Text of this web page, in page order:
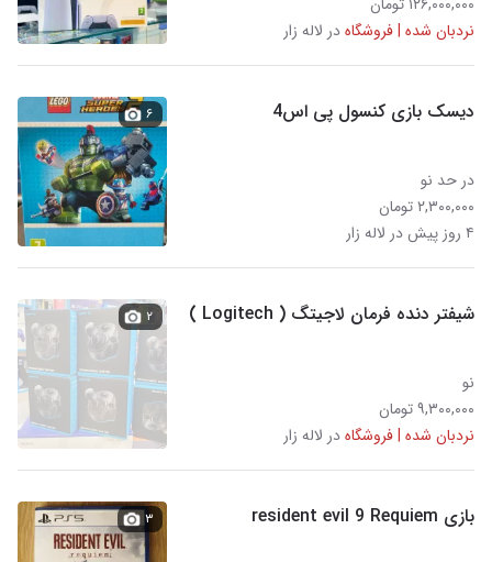
نردبان شده | فروشگاهدر لاله زار
دیسک بازی کنسول پی اس4
در حد نو
۲,۳۰۰,۰۰۰ تومان
۴ روز پیش در لاله زار
۶
شیفتر دنده فرمان لاجیتگ ( Logitech )
نو
۹,۳۰۰,۰۰۰ تومان
نردبان شده | فروشگاهدر لاله زار
۲
بازی resident evil 9 Requiem ۳